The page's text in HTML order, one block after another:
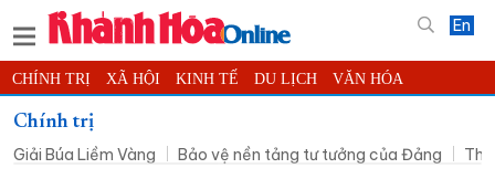
En
CHÍNH TRỊ XÃ HỘI KINH TẾ DU LỊCH VĂN HÓA
THỂ THAO
KHOA HỌC - CÔNG NGHỆ PHÁP LUẬT BẠN ĐỌC PHÓNG SỰ
Chính trị
Giải Búa Liềm Vàng
Bảo vệ nền tảng tư tưởng của Đảng